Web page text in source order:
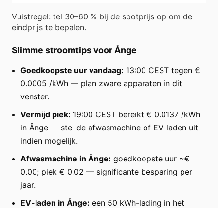
Vuistregel: tel 30–60 % bij de spotprijs op om de
eindprijs te bepalen.
Slimme stroomtips voor Ånge
Goedkoopste uur vandaag: 13:00 CEST tegen €
0.0005 /kWh — plan zware apparaten in dit
venster.
Vermijd piek: 19:00 CEST bereikt € 0.0137 /kWh
in Ånge — stel de afwasmachine of EV-laden uit
indien mogelijk.
Afwasmachine in Ånge: goedkoopste uur ~€
0.00; piek € 0.02 — significante besparing per
jaar.
EV-laden in Ånge: een 50 kWh-lading in het